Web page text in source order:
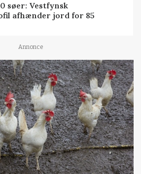
søer: Vestfynsk
afhænder jord for 85
Annonce